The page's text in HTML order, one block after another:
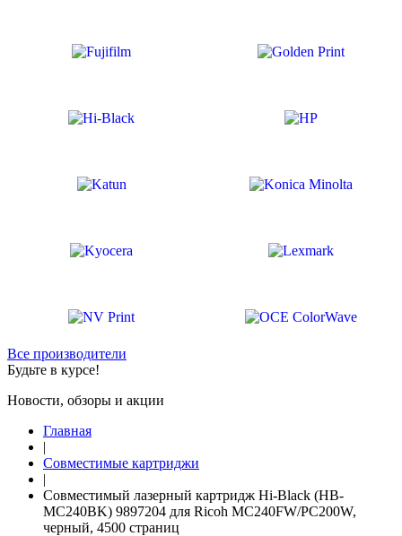
Все производители
Будьте в курсе!
Новости, обзоры и акции
Главная
|
Совместимые картриджи
|
Совместимый лазерный картридж Hi-Black (HB-
MC240BK) 9897204 для Ricoh MC240FW/PC200W,
черный, 4500 страниц